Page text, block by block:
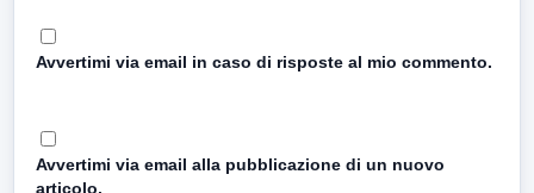
Avvertimi via email in caso di risposte al mio commento.
Avvertimi via email alla pubblicazione di un nuovo
articolo.